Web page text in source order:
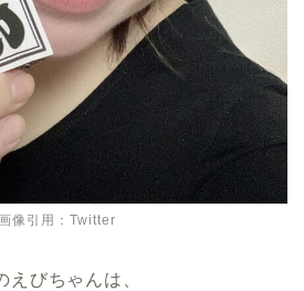
像引用：Twitter
びちゃんは、